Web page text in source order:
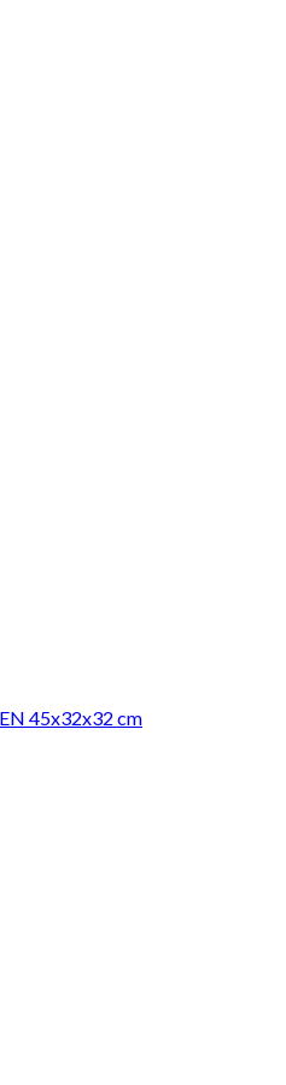
45x32x32 cm